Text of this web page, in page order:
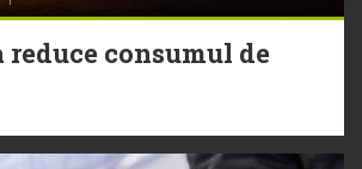
reduce consumul de